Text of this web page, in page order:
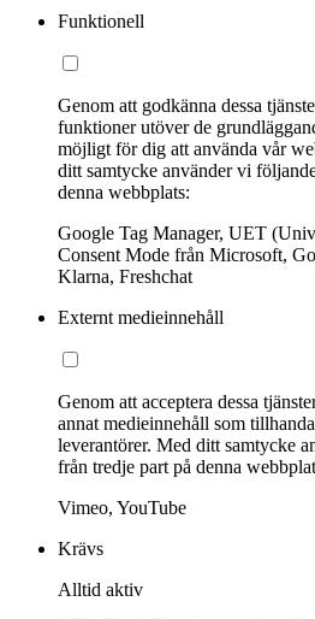
Funktionell
Genom att godkänna dessa
funktioner utöver de
möjligt för dig att använda vår
ditt samtycke använder vi
denna webbplats:
Google Tag Manager, UET
Consent Mode från Microsoft,
Klarna, Freshchat
Externt medieinnehåll
Genom att acceptera dessa
annat medieinnehåll som
leverantörer. Med ditt samtycke
från tredje part på denna
Vimeo, YouTube
Krävs
Alltid aktiv